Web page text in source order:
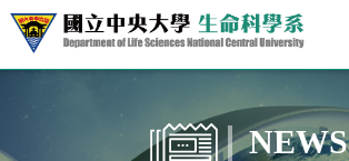
NEWS